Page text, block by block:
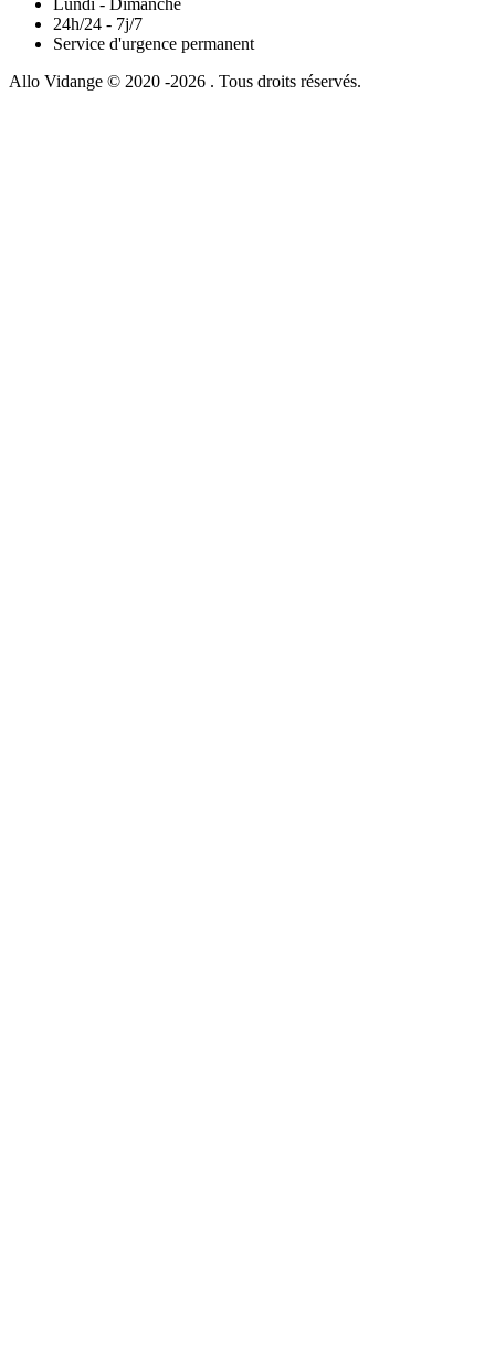
24h/24 - 7j/7
Service d'urgence permanent
Allo Vidange © 2020 -2026 . Tous droits réservés.